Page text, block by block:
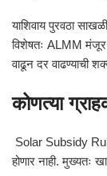
याशिवाय पुरवठा
विशेषतः ALMM मंजूर
वाढून दर वाढण्याची
कोणत्या
Solar Subsidy
होणार नाही. मुख्यतः